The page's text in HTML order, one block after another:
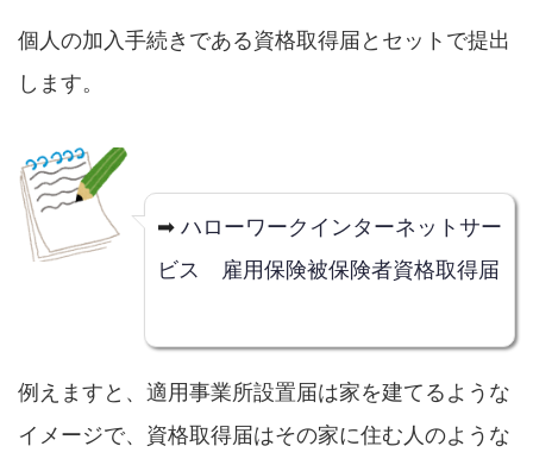
個人の加入手続きである資格取得届とセットで提出
します。
➡ ハローワークインターネットサー
ビス 雇用保険被保険者資格取得届
例えますと、適用事業所設置届は家を建てるような
イメージで、資格取得届はその家に住む人のような